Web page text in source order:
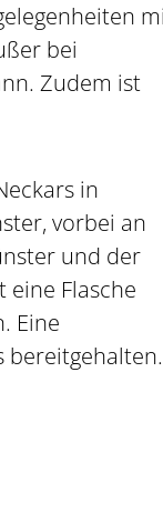
bei
Zudem ist
in
vorbei an
und der
eine Flasche
Eine
bereitgehalten.